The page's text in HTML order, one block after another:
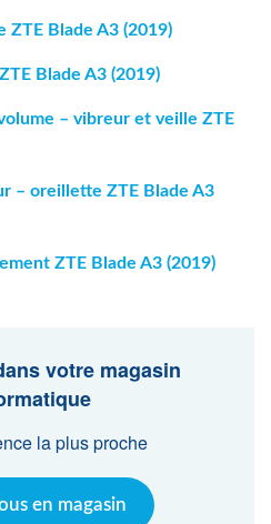
ZTE Blade A3 (2019)
Blade A3 (2019)
– vibreur et veille ZTE
– oreillette ZTE Blade A3
ZTE Blade A3 (2019)
votre magasin
la plus proche
en magasin